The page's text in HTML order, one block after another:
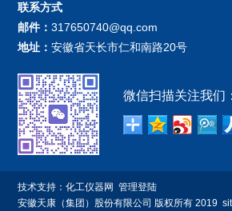
联系方式
邮件：317650740@qq.com
地址：安徽省天长市仁和南路20号
微信扫描关注我们：
技术支持：化工仪器网
管理登陆
安徽天康（集团）股份有限公司 版权所有 2019